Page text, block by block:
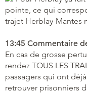
pointe, ce qui
trajet Herblay-Mantes
13:45 Commentaire
En cas de grosse
rendez TOUS LES
passagers qui ont
retrouver prisonniers